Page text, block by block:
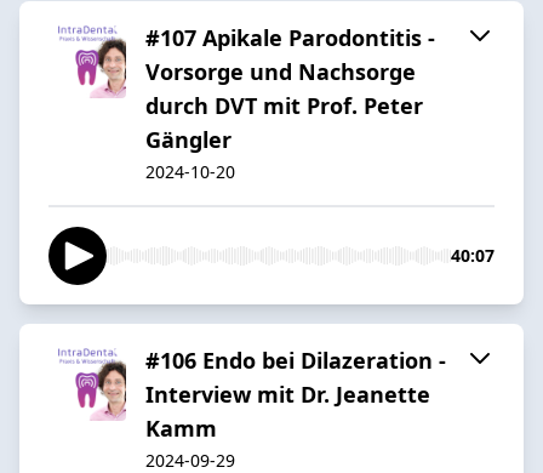
#107 Apikale Parodontitis -
Vorsorge und Nachsorge
durch DVT mit Prof. Peter
Gängler
2024-10-20
40:07
#106 Endo bei Dilazeration -
Interview mit Dr. Jeanette
Kamm
2024-09-29